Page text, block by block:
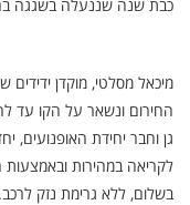
כבת שנה שננעלה בשגגה
מיכאל מסלטי, מוקדן
החירום ונשאר על הקו עד
גן וחבר יחידת האופנועים,
לקריאה במהירות ובאמצעות
בשלום, ללא גרימת נזק לרכב.